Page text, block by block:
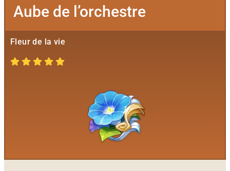
Aube de l’orchestre
Fleur de la vie